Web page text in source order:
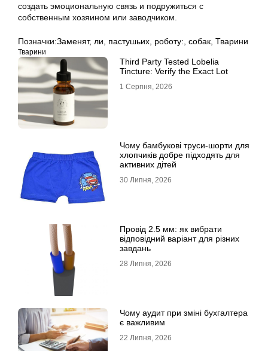
создать эмоциональную связь и подружиться с
собственным хозяином или заводчиком.
Позначки:Заменят, ли пастушьих роботу: собак Тварини
Тварини
Third Party Tested Lobelia
Tincture: Verify the Exact Lot
1 Серпня, 2026
Чому бамбукові труси-шорти для
хлопчиків добре підходять для
активних дітей
30 Липня, 2026
Провід 2.5 мм: як вибрати
відповідний варіант для різних
завдань
28 Липня, 2026
Чому аудит при зміні бухгалтера
є важливим
22 Липня, 2026